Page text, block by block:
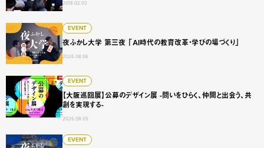
2018.02.02
EVENT
夜ふかし大学 第三夜 「AI時代の教育改革・学びの場づくり」
2026.08.06
夜ふかし大学 第三夜 「AI時代の教育改革・学びの場づくり」
EVENT
【大阪巡回展】公募のデザイン展 -問いをひらく、仲間と出会う、共
創を実現する-
2026.08.05
【大阪巡回展】公募のデザイン展 -問いをひらく、仲間と出
EVENT
"誰が来て、なぜ来ないか"を見抜く入試広報事例 ──夜ふか